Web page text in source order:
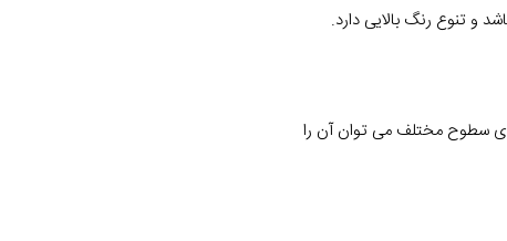
تنوع رنگ بالایی دارد.
سطوح مختلف می توان آن را